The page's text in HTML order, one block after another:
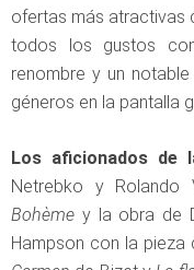
ofertas más atractivas
todos los gustos
renombre y un
géneros en la pantalla
Los aficionados de
Netrebko y
Bohème y la obra de
Hampson con la pieza